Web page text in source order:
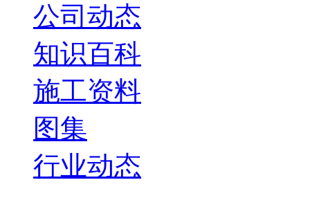
公司动态
知识百科
施工资料
图集
行业动态